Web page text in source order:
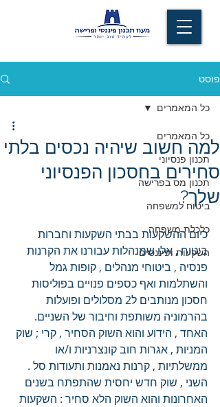
פוסט
כל המאמרים
תכנון פנסיוני
תכנון מס בפרישה
ביטוח למשפחה
כלכלת משפחה
השקעות ופיננסים
כל המאמרים
למה חשוב שיהיה נכסים בלתי
סחירים בחסכון הפנסיוני
שלך?
כיום ההשקעות בבתי השקעות וחברות
ביטוח , אלו שמנהלות עבורנו את הקרנות
פנסיה , ביטוחי מנהלים , קופות גמל
והשתלמות ואף כספים פנויים בפוליסות
חסכון מנותבים ל2 מסלולים ופועלות
בהרמוניה משותפת וחיבור של השניים.
האחד , הידוע והוא השוק הסחיר , קרי ; שוק
המניות , אגרות חוב קונצרניות ו/או
ממשלתיות , קרנות נאמנות ותעודות סל .
השני , שוק חדש יחסית שהתפתח בשנים
האחרונות והוא השוק הלא סחיר : השקעות